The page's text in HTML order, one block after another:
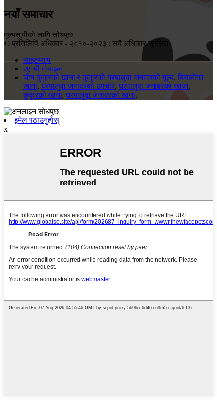
नयाँ समाचार
मूल्यसूचीको लागि सोधपुछ
© प्रतिलिपि अधिकार - २०१०-२०२३ : सबै अधिकार सुरक्षित।
साइटम्याप
एएमपी मोबाइल
चीन कुकुरको खाना र कुकुरको घरपालुवा जनावरको मूल्य, बिरालोको
खाना, घरपालुवा जनावरको उपचार, घरपालुवा जनावरको खाजा,
कुकुरको खाना, घरपालुवा जनावरको खाना,
इमेल पठाउनुहोस्
x